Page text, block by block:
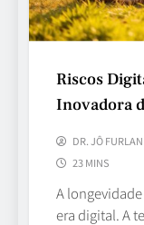
Riscos
Inovadora
DR. JÔ FURLAN
23 MINS
A
era digital. A